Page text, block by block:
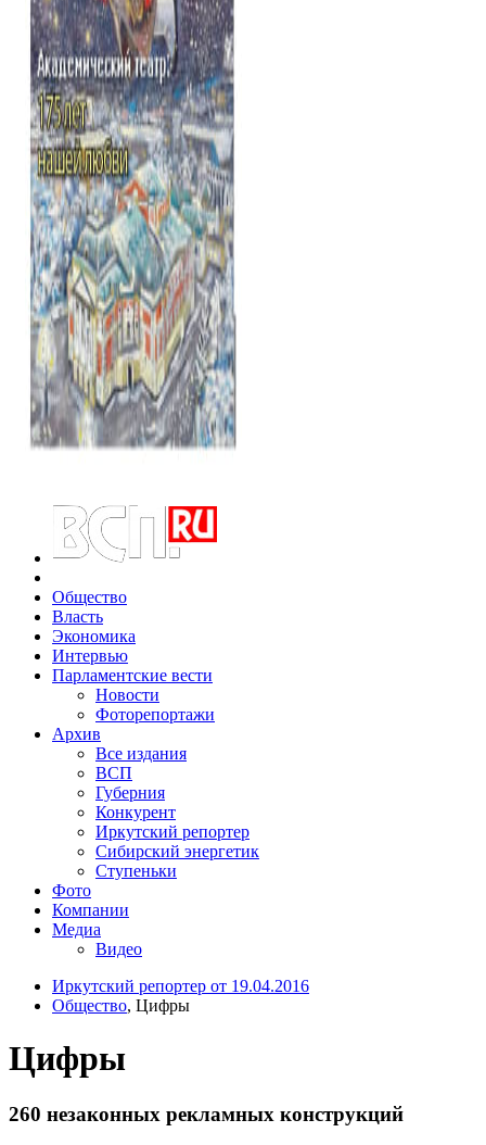
Общество
Власть
Экономика
Интервью
Парламентские вести
Новости
Фоторепортажи
Архив
Все издания
ВСП
Губерния
Конкурент
Иркутский репортер
Сибирский энергетик
Ступеньки
Фото
Компании
Медиа
Видео
Иркутский репортер от 19.04.2016
Общество, Цифры
Цифры
260 незаконных рекламных конструкций